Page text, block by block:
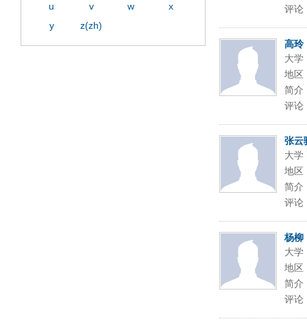
评论
高玲
大学
地区
简介
评论
张云
大学
地区
简介
评论
杨柳
大学
地区
简介
评论
u
v w
x
y
z(zh)